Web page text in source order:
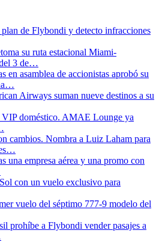
de Flybondi y detecto infracciones
su ruta estacional Miami-
3 de…
en asamblea de accionistas aprobó su
Airways suman nueve destinos a su
VIP doméstico. AMAE Lounge ya
cambios. Nombra a Luiz Laham para
una empresa aérea y una promo con
con un vuelo exclusivo para
vuelo del séptimo 777-9 modelo del
prohíbe a Flybondi vender pasajes a